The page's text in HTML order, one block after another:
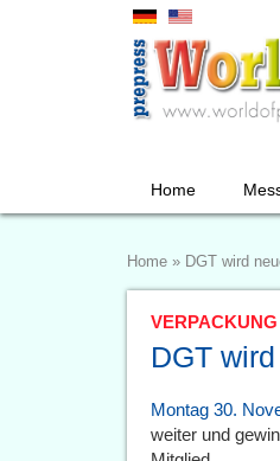
Home
Home » DGT wird
VERPACKUNG
DGT
Montag 30.
weiter und